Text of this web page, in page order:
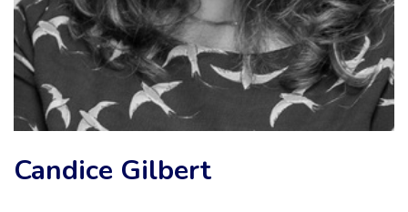
Candice Gilbert